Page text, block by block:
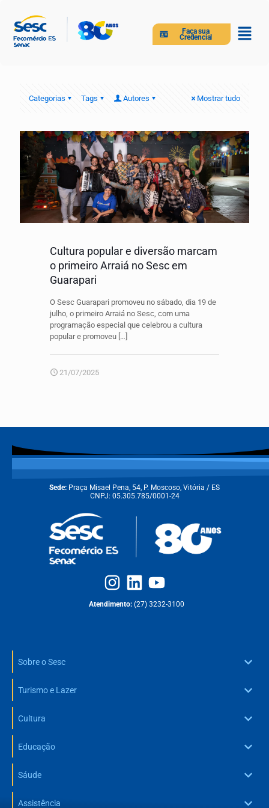
Faça sua
Credencial
Categorias Tags Autores Mostrar tudo
Cultura popular e diversão marcam
o primeiro Arraiá no Sesc em
Guarapari
O Sesc Guarapari promoveu no sábado, dia 19 de
julho, o primeiro Arraiá no Sesc, com uma
programação especial que celebrou a cultura
popular e promoveu […]
21/07/2025
Sede: Praça Misael Pena, 54, P. Moscoso, Vitória / ES
CNPJ: 05.305.785/0001-24
Atendimento: (27) 3232-3100
Sobre o Sesc
Turismo e Lazer
Cultura
Educação
Sáude
Assistência